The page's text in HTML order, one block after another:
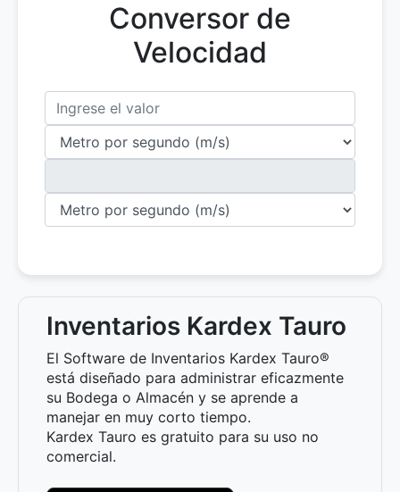
Conversor de
Velocidad
Inventarios Kardex Tauro
El Software de Inventarios Kardex Tauro®
está diseñado para administrar eficazmente
su Bodega o Almacén y se aprende a
manejar en muy corto tiempo.
Kardex Tauro es gratuito para su uso no
comercial.